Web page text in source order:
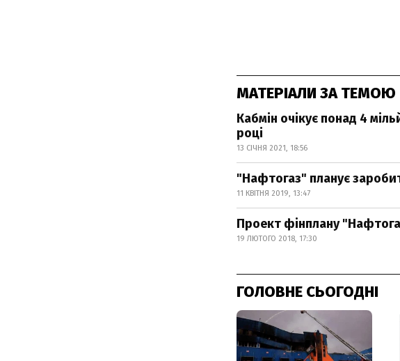
МАТЕРІАЛИ ЗА ТЕМОЮ
Кабмін очікує понад 4
році
13 СІЧНЯ 2021, 18:56
"Нафтогаз" планує
11 КВІТНЯ 2019, 13:47
Проект фінплану
19 ЛЮТОГО 2018, 17:30
ГОЛОВНЕ СЬОГОДНІ